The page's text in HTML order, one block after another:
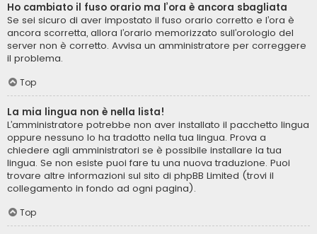
Ho cambiato il fuso orario ma l’ora è ancora sbagliata
Se sei sicuro di aver impostato il fuso orario corretto e l’ora è
ancora scorretta, allora l’orario memorizzato sull’orologio del
server non è corretto. Avvisa un amministratore per correggere
il problema.
Top
La mia lingua non è nella lista!
L’amministratore potrebbe non aver installato il pacchetto lingua
oppure nessuno lo ha tradotto nella tua lingua. Prova a
chiedere agli amministratori se è possibile installare la tua
lingua. Se non esiste puoi fare tu una nuova traduzione. Puoi
trovare altre informazioni sul sito di phpBB Limited (trovi il
collegamento in fondo ad ogni pagina).
Top